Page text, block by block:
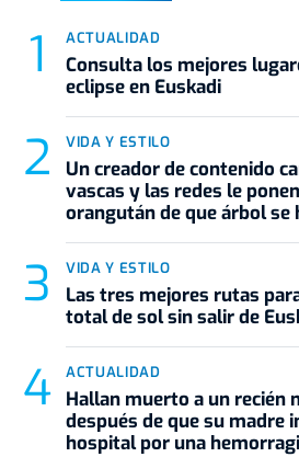
ACTUALIDAD
Consulta los mejores
eclipse en Euskadi
VIDA Y ESTILO
Un creador de contenido
vascas y las redes le
orangután de que árbol se
VIDA Y ESTILO
Las tres mejores rutas
total de sol sin salir de
ACTUALIDAD
Hallan muerto a un recién
después de que su madre
hospital por una